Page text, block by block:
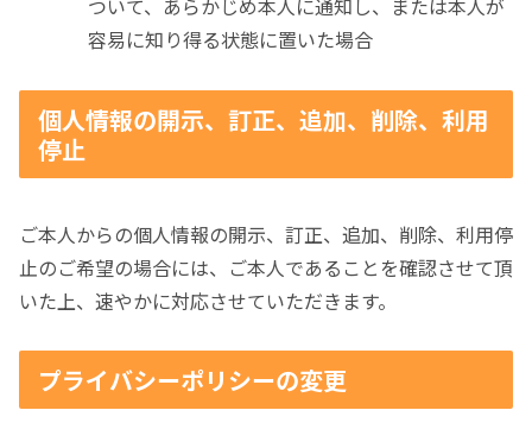
ついて、あらかじめ本人に通知し、または本人が
容易に知り得る状態に置いた場合
個人情報の開示、訂正、追加、削除、利用
停止
ご本人からの個人情報の開示、訂正、追加、削除、利用停
止のご希望の場合には、ご本人であることを確認させて頂
いた上、速やかに対応させていただきます。
プライバシーポリシーの変更